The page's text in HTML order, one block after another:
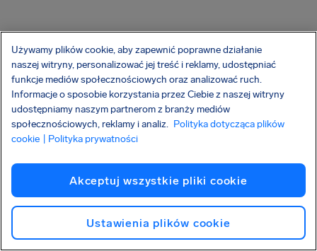
Więcej linii lotniczych, od których
możemy pomóc Ci uzyskać
odszkodowanie:
Wizz Air
Lufthansa
Polskie Linie Lotnicze LOT
Enter Air
Używamy plików cookie, aby zapewnić poprawne działanie
naszej witryny, personalizować jej treść i reklamy, udostępniać
funkcje mediów społecznościowych oraz analizować ruch.
Informacje o sposobie korzystania przez Ciebie z naszej witryny
udostępniamy naszym partnerom z branży mediów
społecznościowych, reklamy i analiz. Polityka dotycząca plików
cookie
| Polityka prywatności
Akceptuj wszystkie pliki cookie
Ustawienia plików cookie